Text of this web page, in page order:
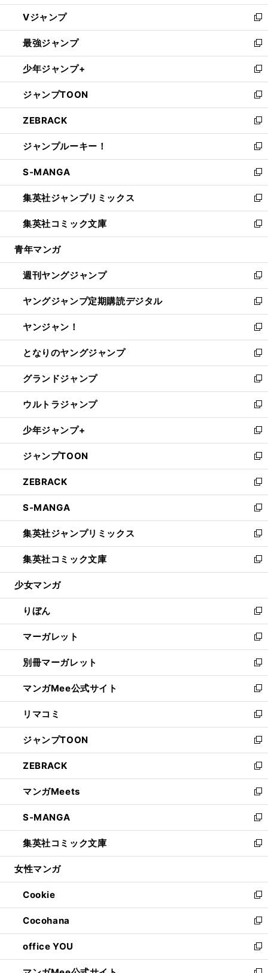
ウ
ィ
ン
ド
ウ
で
開
く
し
い
ウ
ィ
ン
ド
ウ
で
開
く
Vジャンプ
新
し
い
ウ
ィ
ン
ド
ウ
で
開
く
最強ジャンプ
新
し
い
ウ
ィ
ン
ド
ウ
で
開
く
少年ジャンプ+
新
し
い
ウ
ィ
ン
ド
ウ
で
開
く
ジャンプTOON
新
し
い
ウ
ィ
ン
ド
ウ
で
開
く
ZEBRACK
新
し
い
ウ
ィ
ン
ド
ウ
で
開
ジャンプルーキー！
新
し
い
ウ
ィ
ン
ド
ウ
開
く
S-MANGA
新
し
い
ウ
ィ
ン
ウ
で
開
く
集英社ジャンプリミックス
新
し
い
ウ
ン
ド
ウ
で
開
く
集英社コミック文庫
新
し
ウ
ィ
ン
ド
ウ
で
開
く
青年マンガ
週刊ヤングジャンプ
新
し
い
ウ
ィ
ン
ド
ウ
で
開
く
ヤングジャンプ定期購読デジタル
新
し
い
ウ
ィ
ン
ド
ウ
で
開
く
ヤンジャン！
新
し
い
ウ
ィ
ン
ド
ウ
で
開
く
となりのヤングジャンプ
新
し
い
ウ
ィ
ン
ド
ウ
で
開
く
グランドジャンプ
新
し
い
ウ
ィ
ン
ド
ウ
で
開
く
ウルトラジャンプ
新
し
い
ウ
ィ
ン
ド
ウ
で
開
く
少年ジャンプ+
新
し
い
ウ
ィ
ン
ド
ウ
で
開
く
ジャンプTOON
新
し
い
ウ
ィ
ン
ド
ウ
で
開
ZEBRACK
新
し
い
ウ
ィ
ン
ド
ウ
開
く
S-MANGA
新
し
い
ウ
ィ
ン
ウ
で
開
く
集英社ジャンプリミックス
新
し
い
ウ
ン
ド
ウ
で
開
く
集英社コミック文庫
新
し
ウ
ィ
ン
ド
ウ
で
開
く
少女マンガ
りぼん
新
し
い
ウ
ィ
ン
ド
ウ
で
開
く
マーガレット
新
し
い
ウ
ィ
ン
ド
ウ
で
開
く
別冊マーガレット
新
し
い
ウ
ィ
ン
ド
ウ
で
開
く
マンガMee公式サイト
新
し
い
ウ
ィ
ン
ド
ウ
で
開
く
リマコミ
新
し
い
ウ
ィ
ン
ド
ウ
で
開
く
ジャンプTOON
新
し
い
ウ
ィ
ン
ド
ウ
で
開
ZEBRACK
新
し
い
ウ
ィ
ン
ド
ウ
開
く
マンガMeets
新
し
い
ウ
ィ
ン
ウ
で
開
く
S-MANGA
新
し
い
ウ
ン
ド
ウ
で
開
く
集英社コミック文庫
新
し
ウ
ィ
ン
ド
ウ
で
開
女性マンガ
Cookie
新
し
い
ウ
ィ
ン
Cocohana
新
し
い
ウ
office YOU
新
し